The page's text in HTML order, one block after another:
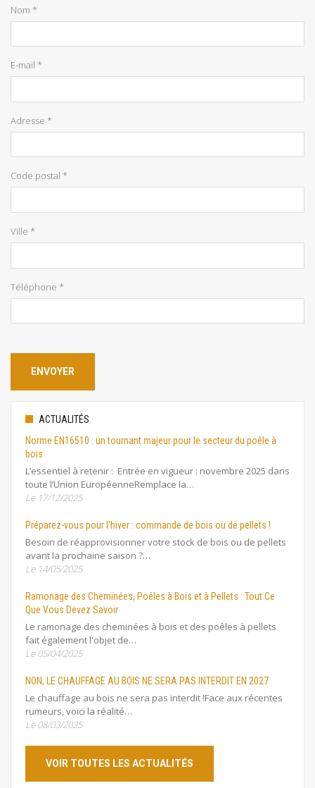
Nom *
E-mail *
Adresse *
Code postal *
Ville *
Téléphone *
ACTUALITÉS
Norme EN16510 : un tournant majeur pour le secteur du poêle à
bois
L’essentiel à retenir : Entrée en vigueur : novembre 2025 dans
toute l’Union EuropéenneRemplace la…
Le 17/12/2025
Préparez-vous pour l'hiver : commande de bois ou de pellets !
Besoin de réapprovisionner votre stock de bois ou de pellets
avant la prochaine saison ?…
Le 14/05/2025
Ramonage des Cheminées, Poêles à Bois et à Pellets : Tout Ce
Que Vous Devez Savoir
Le ramonage des cheminées à bois et des poêles à pellets
fait également l'objet de…
Le 05/04/2025
NON, LE CHAUFFAGE AU BOIS NE SERA PAS INTERDIT EN 2027
Le chauffage au bois ne sera pas interdit !Face aux récentes
rumeurs, voici la réalité…
Le 08/03/2025
VOIR TOUTES LES ACTUALITÉS